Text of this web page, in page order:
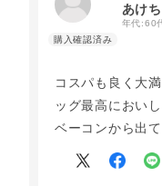
あけ
年代:60
コスパも良く大
ッグ最高におい
ベーコンから出